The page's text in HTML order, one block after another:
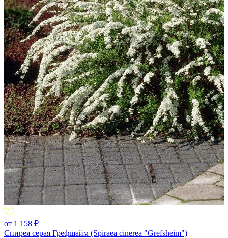
от 1 158 ₽
Спирея серая Грефшайм (Spiraea cinerea "Grefsheim")